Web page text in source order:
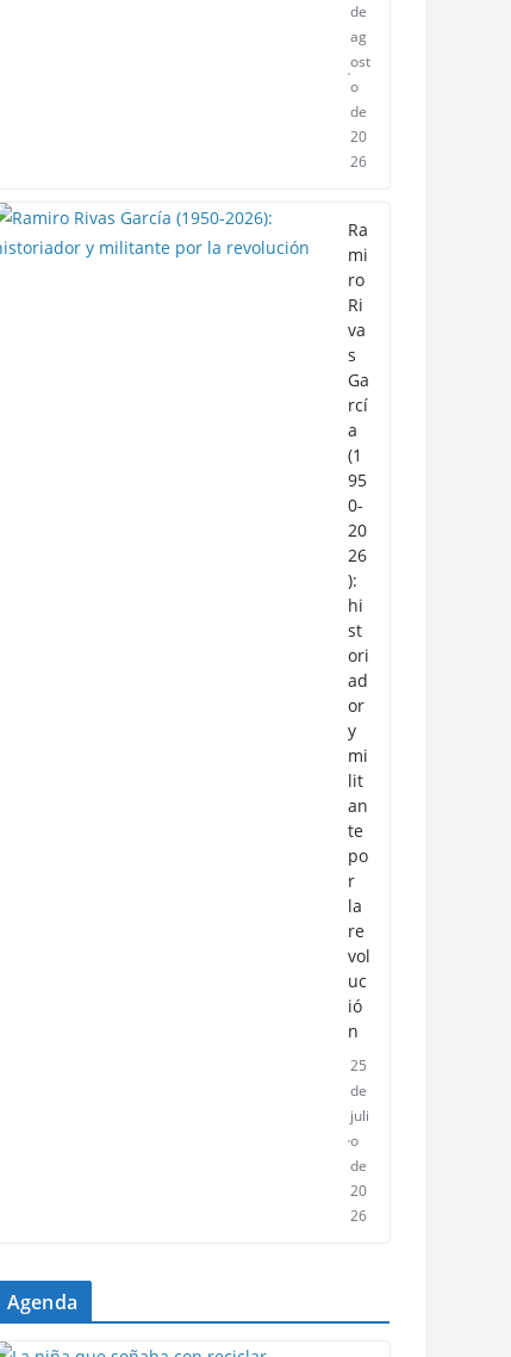
de
ag
ost
o
de
20
26
Ra
mi
ro
Ri
va
s
Ga
rcí
a
(1
95
0-
20
26
):
hi
st
ori
ad
or
y
mi
lit
an
te
po
r
la
re
vol
uc
ió
n
25
de
juli
o
de
20
26
Agenda